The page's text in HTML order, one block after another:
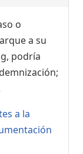
o
a su
podría
a la